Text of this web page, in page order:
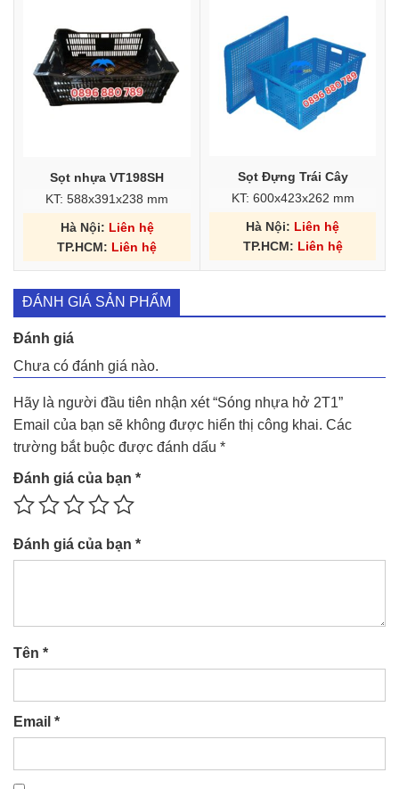
Sọt nhựa VT198SH
KT: 588x391x238 mm
Hà Nội: Liên hệ
TP.HCM: Liên hệ
Sọt Đựng Trái Cây
KT: 600x423x262 mm
Hà Nội: Liên hệ
TP.HCM: Liên hệ
ĐÁNH GIÁ SẢN PHẨM
Đánh giá
Chưa có đánh giá nào.
Hãy là người đầu tiên nhận xét “Sóng nhựa hở 2T1”
Email của bạn sẽ không được hiển thị công khai. Các
trường bắt buộc được đánh dấu *
Đánh giá của bạn *
Đánh giá của bạn *
Tên *
Email *